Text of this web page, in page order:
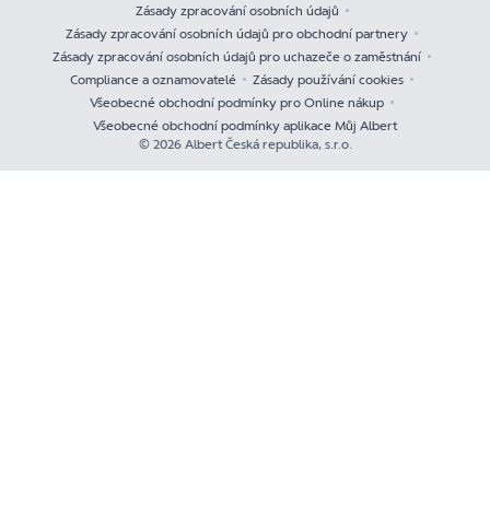
Zásady zpracování osobních údajů
Zásady zpracování osobních údajů pro obchodní partnery
Zásady zpracování osobních údajů pro uchazeče o zaměstnání
Compliance a oznamovatelé
Zásady používání cookies
Všeobecné obchodní podmínky pro Online nákup
Všeobecné obchodní podmínky aplikace Můj Albert
© 2026 Albert Česká republika, s.r.o.